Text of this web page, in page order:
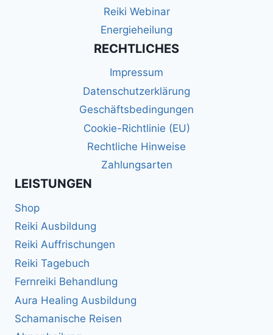
Reiki Webinar
Energieheilung
RECHTLICHES
Impressum
Datenschutzerklärung
Geschäftsbedingungen
Cookie-Richtlinie (EU)
Rechtliche Hinweise
Zahlungsarten
LEISTUNGEN
Shop
Reiki Ausbildung
Reiki Auffrischungen
Reiki Tagebuch
Fernreiki Behandlung
Aura Healing Ausbildung
Schamanische Reisen